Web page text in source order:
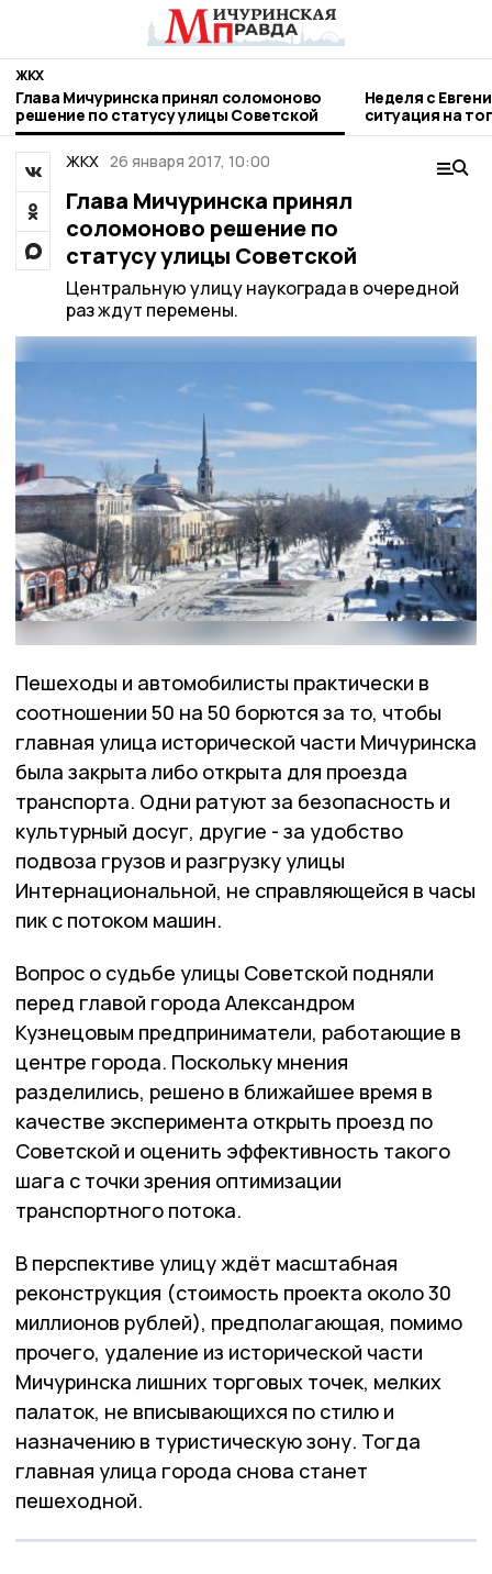
ЖКХ
Глава Мичуринска принял соломоново
решение по статусу улицы Советской
Неделя с
ситуация на
городе и
ЖКХ 26 января 2017, 10:00
Глава Мичуринска принял
соломоново решение по
статусу улицы Советской
Центральную улицу наукограда в очередной
раз ждут перемены.
Пешеходы и автомобилисты практически в
соотношении 50 на 50 борются за то, чтобы
главная улица исторической части Мичуринска
была закрыта либо открыта для проезда
транспорта. Одни ратуют за безопасность и
культурный досуг, другие - за удобство
подвоза грузов и разгрузку улицы
Интернациональной, не справляющейся в часы
пик с потоком машин.
Вопрос о судьбе улицы Советской подняли
перед главой города Александром
Кузнецовым предприниматели, работающие в
центре города. Поскольку мнения
разделились, решено в ближайшее время в
качестве эксперимента открыть проезд по
Советской и оценить эффективность такого
шага с точки зрения оптимизации
транспортного потока.
В перспективе улицу ждёт масштабная
реконструкция (стоимость проекта около 30
миллионов рублей), предполагающая, помимо
прочего, удаление из исторической части
Мичуринска лишних торговых точек, мелких
палаток, не вписывающихся по стилю и
назначению в туристическую зону. Тогда
главная улица города снова станет
пешеходной.